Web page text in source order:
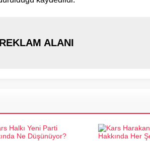
REKLAM ALANI